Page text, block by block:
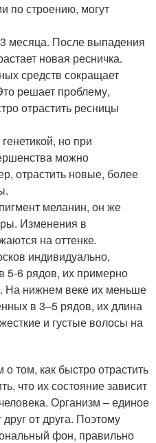
по строению, могут
месяца. После выпадения
новая ресничка.
средств сокращает
решает проблему,
отрастить ресницы
но при
можно
отрастить новые, более
меланин, он же
Изменения в
на оттенке.
индивидуально,
5-6 рядов, их примерно
На нижнем веке их меньше
в 3–5 рядов, их длина
и густые волосы на
том, как быстро отрастить
что их состояние зависит
Организм – единое
от друга. Поэтому
фон, правильно